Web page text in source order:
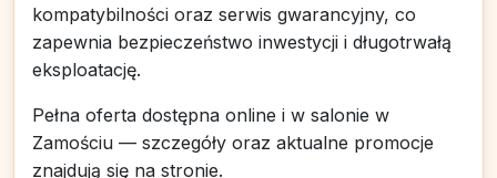
kompatybilności oraz serwis gwarancyjny, co
zapewnia bezpieczeństwo inwestycji i długotrwałą
eksploatację.
Pełna oferta dostępna online i w salonie w
Zamościu — szczegóły oraz aktualne promocje
znajdują się na stronie.